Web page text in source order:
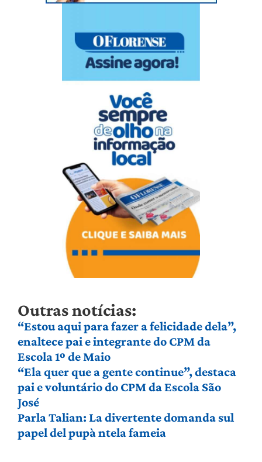
Outras notícias:
“Estou aqui para fazer a felicidade dela”,
enaltece pai e integrante do CPM da
Escola 1º de Maio
“Ela quer que a gente continue”, destaca
pai e voluntário do CPM da Escola São
José
Parla Talian: La divertente domanda sul
papel del pupà ntela fameia